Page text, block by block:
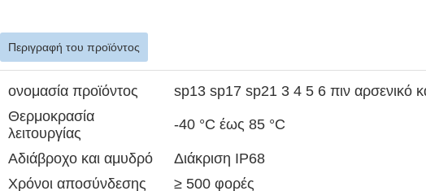
Περιγραφή του προϊόντος
ονομασία προϊόντος
sp13 sp17 sp21 3 4 5 6 πιν αρσενικό
Θερμοκρασία
λειτουργίας
-40 °C έως 85 °C
Αδιάβροχο και αμυδρό
Διάκριση IP68
Χρόνοι αποσύνδεσης
≥ 500 φορές